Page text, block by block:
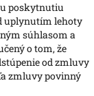
poskytnutiu
uplynutím lehoty
súhlasom a
o tom, že
od zmluvy
zmluvy povinný